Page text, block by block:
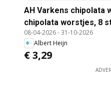
AH Varkens chipolata
chipolata worstjes, 8
08-04-2026-31-10-2026
Albert Heijn
€ 3,29